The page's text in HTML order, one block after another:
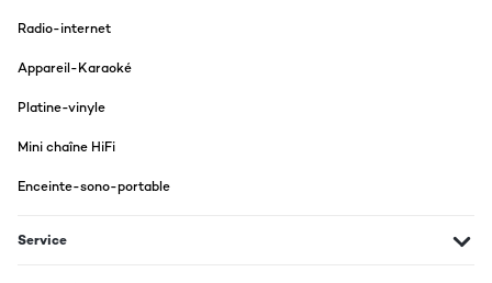
Radio-internet
Appareil-Karaoké
Platine-vinyle
Mini chaîne HiFi
Enceinte-sono-portable
Service